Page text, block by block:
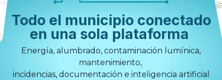
Todo el municipio conectado
en una sola plataforma
Energía, alumbrado, contaminación lumínica,
mantenimiento,
incidencias, documentación e inteligencia artificial